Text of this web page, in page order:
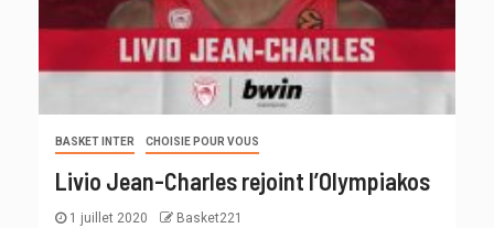
BASKET INTER CHOISIE POUR VOUS
Livio Jean-Charles rejoint l’Olympiakos
1 juillet 2020 Basket221